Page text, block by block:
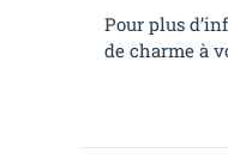
Pour plus
de charme à